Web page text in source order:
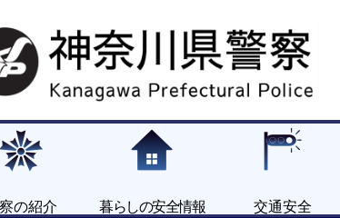
の紹介 暮らしの安全情報 交通安全